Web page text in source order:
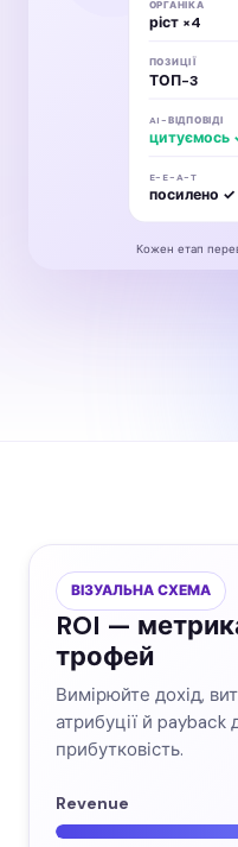
ОРГАНІКА
ріст ×4
ПОЗИЦІЇ
ТОП-3
AI-ВІДПОВІДІ
цитуємось
E-E-A-T
посилено ✓
Кожен етап
ВІЗУАЛЬНА СХЕМА
ROI —
трофей
Вимірюйте дохід,
атрибуції й payback
прибутковість.
Revenue